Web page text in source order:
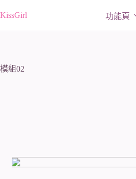
至
主
容
KissGirl 功能頁
模組02